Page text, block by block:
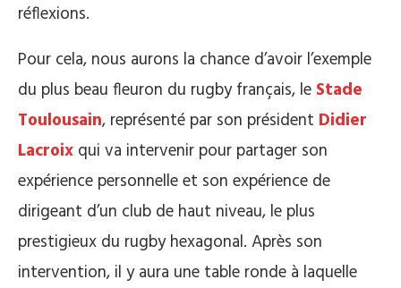
réflexions.
Pour cela, nous aurons la chance d’avoir l’exemple
du plus beau fleuron du rugby français, le Stade
Toulousain, représenté par son président Didier
Lacroix qui va intervenir pour partager son
expérience personnelle et son expérience de
dirigeant d’un club de haut niveau, le plus
prestigieux du rugby hexagonal. Après son
intervention, il y aura une table ronde à laquelle